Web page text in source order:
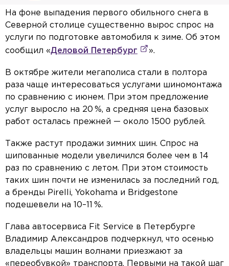
На фоне выпадения первого обильного снега в
Северной столице существенно вырос спрос на
услуги по подготовке автомобиля к зиме. Об этом
сообщил «Деловой Петербург ».
В октябре жители мегаполиса стали в полтора
раза чаще интересоваться услугами шиномонтажа
по сравнению с июнем. При этом предложение
услуг выросло на 20 %, а средняя цена базовых
работ осталась прежней — около 1500 рублей.
Также растут продажи зимних шин. Спрос на
шипованные модели увеличился более чем в 14
раз по сравнению с летом. При этом стоимость
таких шин почти не изменилась за последний год,
а бренды Pirelli, Yokohama и Bridgestone
подешевели на 10–11 %.
Глава автосервиса Fit Service в Петербурге
Владимир Александров подчеркнул, что осенью
владельцы машин волнами приезжают за
«переобувкой» транспорта. Первыми на такой шаг